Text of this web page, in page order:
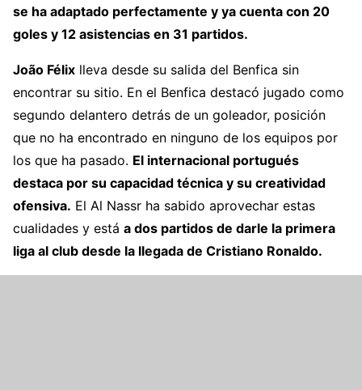
se ha adaptado perfectamente y ya cuenta con 20
goles y 12 asistencias en 31 partidos.
João Félix lleva desde su salida del Benfica sin
encontrar su sitio. En el Benfica destacó jugado como
segundo delantero detrás de un goleador, posición
que no ha encontrado en ninguno de los equipos por
los que ha pasado. El internacional portugués
destaca por su capacidad técnica y su creatividad
ofensiva. El Al Nassr ha sabido aprovechar estas
cualidades y está a dos partidos de darle la primera
liga al club desde la llegada de Cristiano Ronaldo.